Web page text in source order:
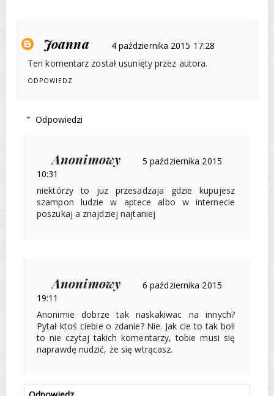
Joanna
4 października 2015 17:28
Ten komentarz został usunięty przez autora.
ODPOWIEDZ
Odpowiedzi
Anonimowy
5 października 2015
10:31
niektórzy to juz przesadzaja gdzie kupujesz
szampon ludzie w aptece albo w internecie
poszukaj a znajdziej najtaniej
Anonimowy
6 października 2015
19:11
Anonimie dobrze tak naskakiwac na innych?
Pytał ktoś ciebie o zdanie? Nie. Jak cie to tak boli
to nie czytaj takich komentarzy, tobie musi się
naprawdę nudzić, że się wtrącasz.